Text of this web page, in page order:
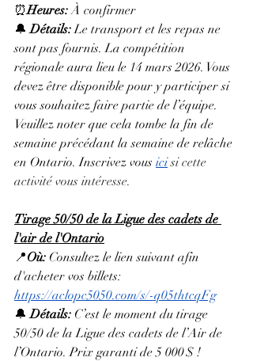
⏰Heures: À confirmer
🔔 Détails: Le transport et les repas ne
sont pas fournis. La compétition
régionale aura lieu le 14 mars 2026. Vous
devez être disponible pour y participer si
vous souhaitez faire partie de l’équipe.
Veuillez noter que cela tombe la fin de
semaine précédant la semaine de relâche
en Ontario. Inscrivez vous ici si cette
activité vous intéresse.
Tirage 50/50 de la Ligue des cadets de
l'air de l'Ontario
📍Où: Consultez le lien suivant afin
d'acheter vos billets:
https://aclopc5050.com/s/-q05thtcqFg
🔔 Détails: C’est le moment du tirage
50/50 de la Ligue des cadets de l’Air de
l’Ontario. Prix garanti de 5 000 $ !